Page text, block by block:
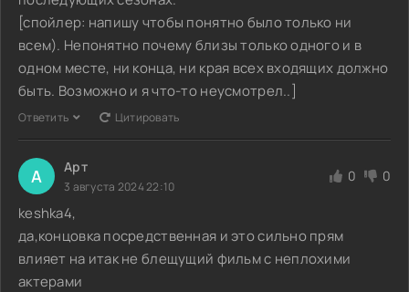
[спойлер: напишу чтобы понятно было только ни
всем). Непонятно почему близы только одного и в
одном месте, ни конца, ни края всех входящих должно
быть. Возможно и я что-то неусмотрел..]
Ответить Цитировать
А Арт
3 августа 2024 22:10
0 0
keshka4,
да,концовка посредственная и это сильно прям
влияет на итак не блещущий фильм с неплохими
актерами